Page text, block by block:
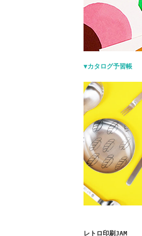
▼カタログ予習帳
レトロ印刷JAM